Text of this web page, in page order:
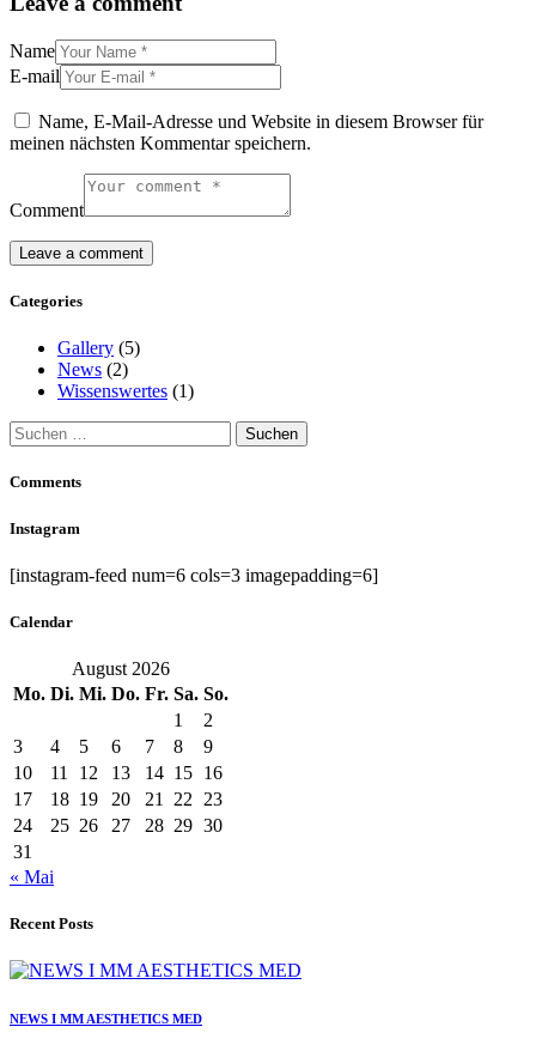
Name
E-mail
Name, E-Mail-Adresse und Website in diesem Browser für
meinen nächsten Kommentar speichern.
Comment
Categories
Gallery (5)
News (2)
Wissenswertes (1)
Suchen
nach:
Comments
Instagram
[instagram-feed num=6 cols=3 imagepadding=6]
Calendar
August 2026
Mo. Di. Mi. Do. Fr. Sa. So.
1
2
3
4 5 6 7 8
9
10
11 12 13 14 15 16
17
18 19 20 21 22
23
24
25 26 27 28 29 30
31
« Mai
Recent Posts
NEWS I MM AESTHETICS MED